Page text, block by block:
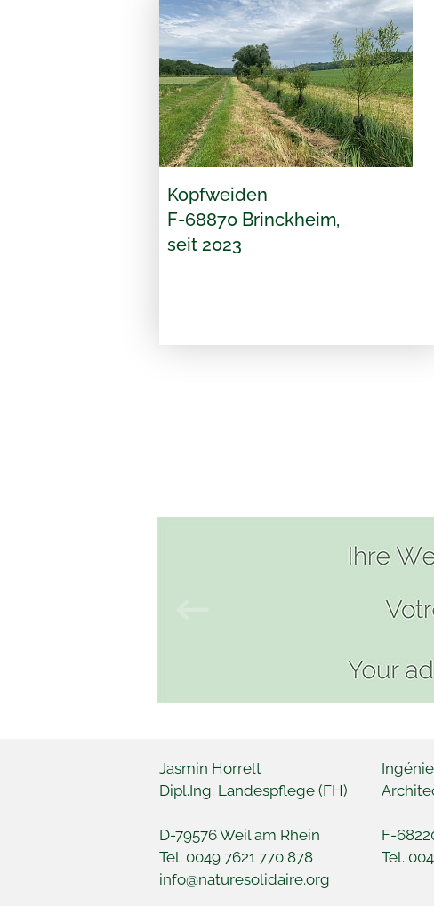
Kopfweiden
F-68870 Brinckheim,
seit 2023
Jasmin Horrelt
Dipl.Ing. Landespflege (FH)
D-79576 Weil am Rhein
Tel. 0049 7621 770 878
info@naturesolidaire.org
F-
Tel.